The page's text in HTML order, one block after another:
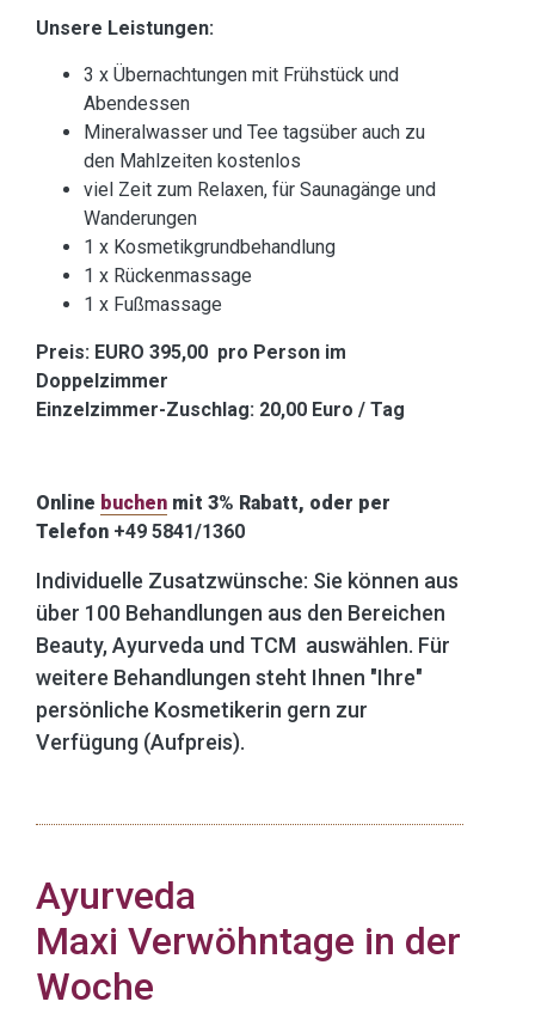
Unsere Leistungen:
3 x Übernachtungen mit Frühstück und
Abendessen
Mineralwasser und Tee tagsüber auch zu
den Mahlzeiten kostenlos
viel Zeit zum Relaxen, für Saunagänge und
Wanderungen
1 x Kosmetikgrundbehandlung
1 x Rückenmassage
1 x Fußmassage
Preis: EURO 395,00 pro Person im
Doppelzimmer
Einzelzimmer-Zuschlag: 20,00 Euro / Tag
Online buchen mit 3% Rabatt, oder per
Telefon +49 5841/1360
Individuelle Zusatzwünsche: Sie können aus
über 100 Behandlungen aus den Bereichen
Beauty, Ayurveda und TCM auswählen. Für
weitere Behandlungen steht Ihnen "Ihre"
persönliche Kosmetikerin gern zur
Verfügung (Aufpreis).
Ayurveda
Maxi Verwöhntage in der
Woche